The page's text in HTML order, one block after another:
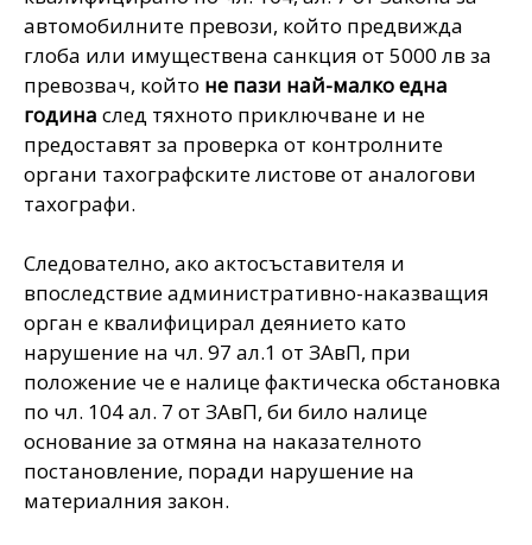
автомобилните превози, който предвижда
глоба или имуществена санкция от 5000 лв за
превозвач, който не пази най-малко една
година след тяхното приключване и не
предоставят за проверка от контролните
органи тахографските листове от аналогови
тахографи.
Следователно, ако актосъставителя и
впоследствие административно-наказващия
орган е квалифицирал деянието като
нарушение на чл. 97 ал.1 от ЗАвП, при
положение че е налице фактическа обстановка
по чл. 104 ал. 7 от ЗАвП, би било налице
основание за отмяна на наказателното
постановление, поради нарушение на
материалния закон.